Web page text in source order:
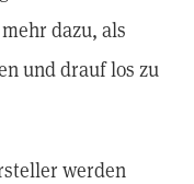
dazu, als
und drauf los zu
werden